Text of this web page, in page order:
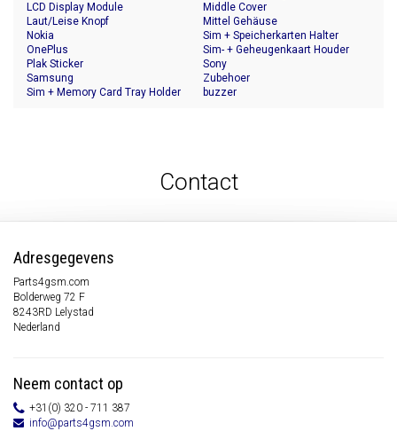
LCD Display Module
Laut/Leise Knopf
Middle Cover
Mittel Gehäuse
Nokia
OnePlus
Plak Sticker
Samsung
Sim + Memory Card Tray Holder
Sim + Speicherkarten Halter
Sim- + Geheugenkaart Houder
Sony
Zubehoer
buzzer
Contact
Adresgegevens
Parts4gsm.com
Bolderweg 72 F
8243RD Lelystad
Nederland
Neem contact op
+31(0) 320 - 711 387
info@parts4gsm.com